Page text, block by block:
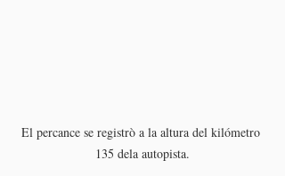
El percance se registrò a la altura del kilómetro
135 dela autopista.